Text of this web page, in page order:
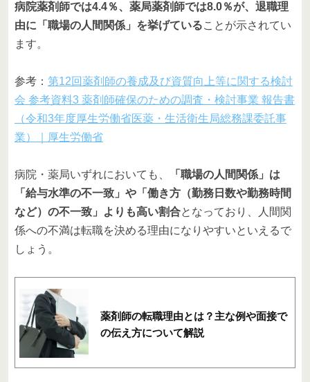
病院薬剤師では4.4％、薬局薬剤師では8.0％が、退職理
由に「職場の人間関係」を挙げていることが示されてい
ます。
参考： 第12回薬剤師の養成及び資質向上等に関する検討
会 参考資料3 薬剤師確保のための調査・検討事業 報告書
（令和3年度厚生労働省医薬・生活衛生局総務課委託事
業）｜厚生労働省
病院・薬局いずれにおいても、
「職場の人間関係」は
「給与水準の不一致」や「働き方（勤務日数や勤務時間
など）の不一致」よりも高い割合となっており、人間関
係への不満は転職を決める理由になりやすいといえるで
しょう。
薬剤師の転職理由とは？主な例や面接で
の伝え方について解説